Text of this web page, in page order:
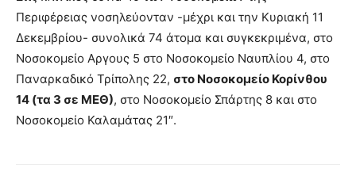
Περιφέρειας νοσηλεύονταν -μέχρι και την Κυριακή 11
Δεκεμβρίου- συνολικά 74 άτομα και συγκεκριμένα, στο
Νοσοκομείο Αργους 5 στο Νοσοκομείο Ναυπλίου 4, στο
Παναρκαδικό Τρίπολης 22, στο Νοσοκομείο Κορίνθου
14 (τα 3 σε ΜΕΘ), στο Νοσοκομείο Σπάρτης 8 και στο
Νοσοκομείο Καλαμάτας 21″.